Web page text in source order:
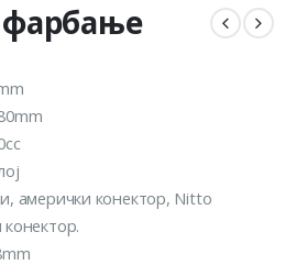
амерички конектор, Nitto